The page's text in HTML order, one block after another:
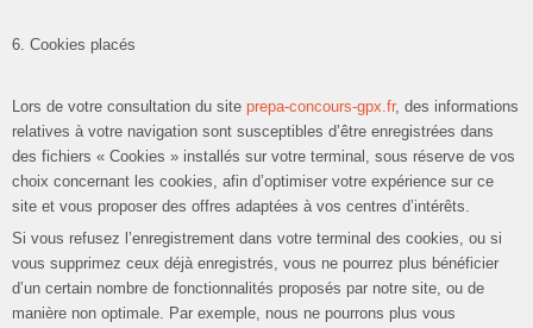
6. Cookies placés
Lors de votre consultation du site prepa-concours-gpx.fr, des informations
relatives à votre navigation sont susceptibles d’être enregistrées dans
des fichiers « Cookies » installés sur votre terminal, sous réserve de vos
choix concernant les cookies, afin d’optimiser votre expérience sur ce
site et vous proposer des offres adaptées à vos centres d’intérêts.
Si vous refusez l’enregistrement dans votre terminal des cookies, ou si
vous supprimez ceux déjà enregistrés, vous ne pourrez plus bénéficier
d’un certain nombre de fonctionnalités proposés par notre site, ou de
manière non optimale. Par exemple, nous ne pourrons plus vous